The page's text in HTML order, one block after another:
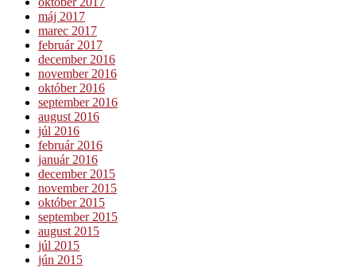
máj 2017
marec 2017
február 2017
december 2016
november 2016
október 2016
september 2016
august 2016
júl 2016
február 2016
január 2016
december 2015
november 2015
október 2015
september 2015
august 2015
júl 2015
jún 2015